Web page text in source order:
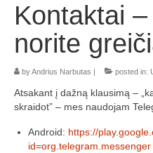
5.8G kanalų
Laiko matavimo
IR davikliai –
Lenktynės/renginiai
„Savaitės lyga”
Kontaktai –
norite
byAndrius Narbutas | posted in:
Atsakant į dažną klausimą –
skraidot” – mes naudojam
Android: https://
id=org.telegram.messenger